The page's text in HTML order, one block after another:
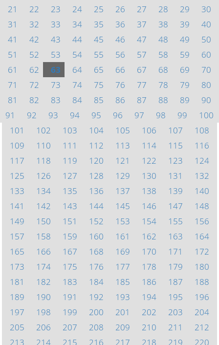
21
22 23 24 25 26 27 28 29
30
31
32 33 34 35 36 37 38 39
40
41
42 43 44 45 46 47 48 49
50
51
52 53 54 55 56 57 58 59
60
61
62 63 64 65 66 67 68 69
70
71
72 73 74 75 76 77 78 79
80
81
82 83 84 85 86 87 88 89
90
91
92 93 94 95 96 97 98 99
100
101
102 103 104 105 106 107
108
109
110 111 112 113 114 115
116
117
118 119 120 121 122 123
124
125
126 127 128 129 130 131
132
133
134 135 136 137 138 139
140
141
142 143 144 145 146 147
148
149
150 151 152 153 154 155
156
157
158 159 160 161 162 163
164
165
166 167 168 169 170 171
172
173
174 175 176 177 178 179
180
181
182 183 184 185 186 187
188
189
190 191 192 193 194 195
196
197
198 199 200 201 202 203
204
205
206 207 208 209 210 211
212
213
214 215 216 217 218 219 220